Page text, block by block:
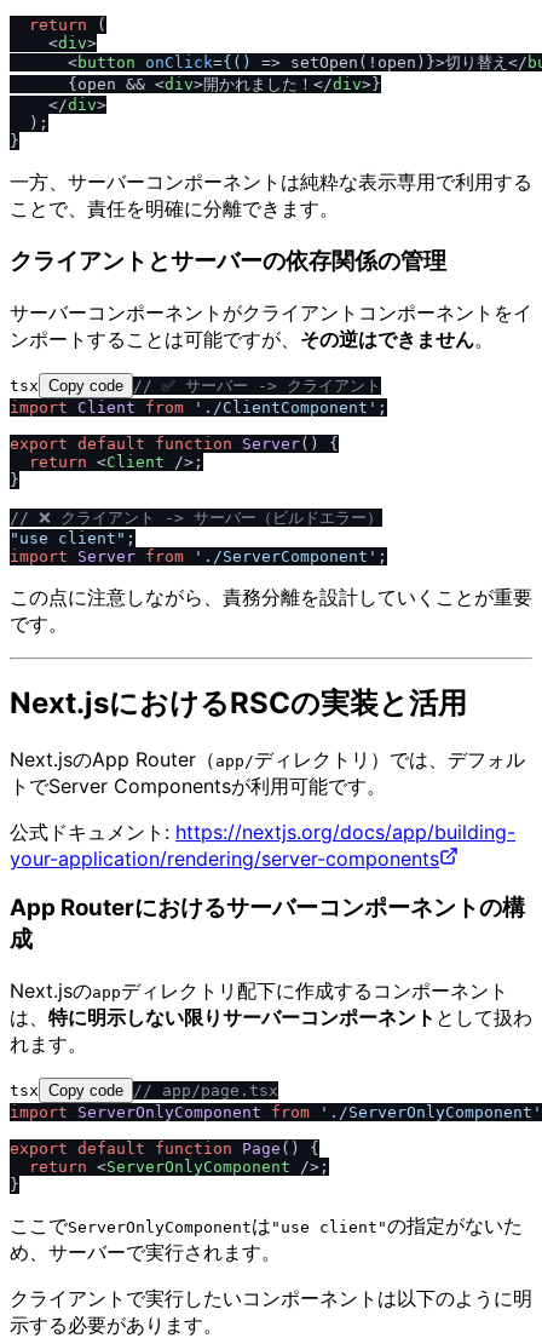
return (
<div>
<button onClick={() => setOpen(!open)}>切り替え </
      {open &&
<div>開かれました！ </div> }
</div>
  );
一方、サーバーコンポーネントは純粋な表示専用で利用する
ことで、責任を明確に分離できます。
クライアントとサーバーの依存関係の管理
サーバーコンポーネントがクライアントコンポーネントをイ
ンポートすることは可能ですが、 その逆はできません。
tsx Copy code / / ✅ サーバー -> クライアント
import
Client from '. /ClientComponent' ;
export default function Server( ) {
return <Client /> ;
}
/ / ❌ クライアント -> サーバー（ビルドエラー）
"use client"
import
Server from '. /ServerComponent'
この点に注意しながら、責務分離を設計していくことが重要
です。
Next.jsにおけるRSCの実装と活用
Next.jsのApp Router（ app​/​ディレクトリ）では、デフォル
トでServer Componentsが利用可能です。
公式ドキュメント: https://nextjs.org/docs/app/building-
your-application/rendering/server-components
App Routerにおけるサーバーコンポーネントの構
成
Next.jsのappディレクトリ配下に作成するコンポーネント
は、 特に明示しない限りサーバーコンポーネント として扱わ
れます。
tsx Copy code // app/page.tsx
import
ServerOnlyComponent from '. /ServerOnlyComponent'
export default function Page ( ) {
return <ServerOnlyComponent /> ;
ここでServerOnlyComponentは "use client"の指定がないた
め、サーバーで実行されます。
クライアントで実行したいコンポーネントは以下のように明
示する必要があります。